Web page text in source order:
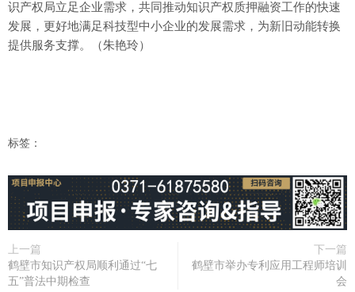
识产权局立足企业需求，共同推动知识产权质押融资工作的快速
发展，更好地满足科技型中小企业的发展需求，为新旧动能转换
提供服务支撑。（朱艳玲）
标签：
上一篇
鹤壁市知识产权局顺利通过“七
五”普法中期检查
下一篇
鹤壁市举办专利应用工程师培训
会